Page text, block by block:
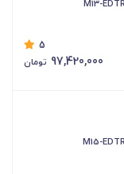
5
97,420,000 تومان